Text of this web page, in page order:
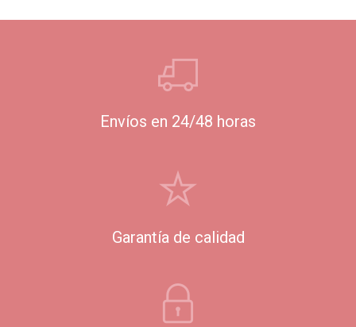
Envíos en 24/48 horas
Garantía de calidad